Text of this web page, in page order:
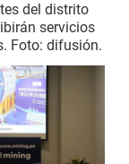
del distrito
servicios
Foto: difusión.